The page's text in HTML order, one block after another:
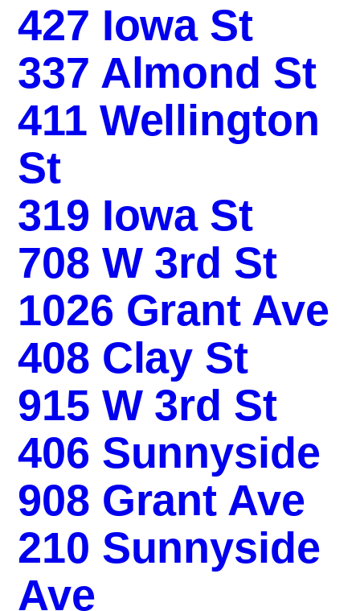
427 Iowa St
337 Almond St
411 Wellington
St
319 Iowa St
708 W 3rd St
1026 Grant Ave
408 Clay St
915 W 3rd St
406 Sunnyside
908 Grant Ave
210 Sunnyside
Ave